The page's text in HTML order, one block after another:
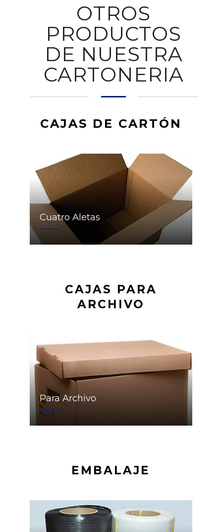
OTROS
PRODUCTOS
DE NUESTRA
CARTONERIA
CAJAS DE CARTÓN
Cuatro Aletas
CAJAS PARA
ARCHIVO
Para Archivo
EMBALAJE